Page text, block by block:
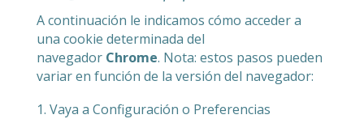
A continuación le indicamos cómo acceder a
una cookie determinada del
navegador Chrome. Nota: estos pasos pueden
variar en función de la versión del navegador:
Vaya a Configuración o Preferencias